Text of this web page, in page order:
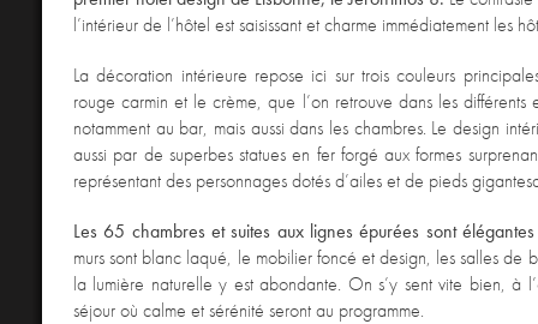
l’intérieur de l’hôtel est saisissant et charme immédiatement les
La décoration intérieure repose ici sur trois couleurs
rouge carmin et le crème, que l’on retrouve dans les différents
notamment au bar, mais aussi dans les chambres. Le design
aussi par de superbes statues en fer forgé aux formes
représentant des personnages dotés d’ailes et de pieds
Les 65 chambres et suites aux lignes épurées sont
murs sont blanc laqué, le mobilier foncé et design, les salles de
la lumière naturelle y est abondante. On s’y sent vite bien, à
séjour où calme et sérénité seront au programme.